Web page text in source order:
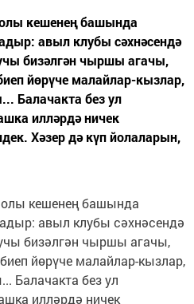
кешенең башында
авыл клубы сәхнәсендә
бизәлгән чыршы агачы,
йөрүче малайлар-кызлар,
Балачакта без ул
илләрдә ничек
Хәзер дә күп йолаларын,
кешенең башында
авыл клубы сәхнәсендә
бизәлгән чыршы агачы,
йөрүче малайлар-кызлар,
Балачакта без ул
илләрдә ничек